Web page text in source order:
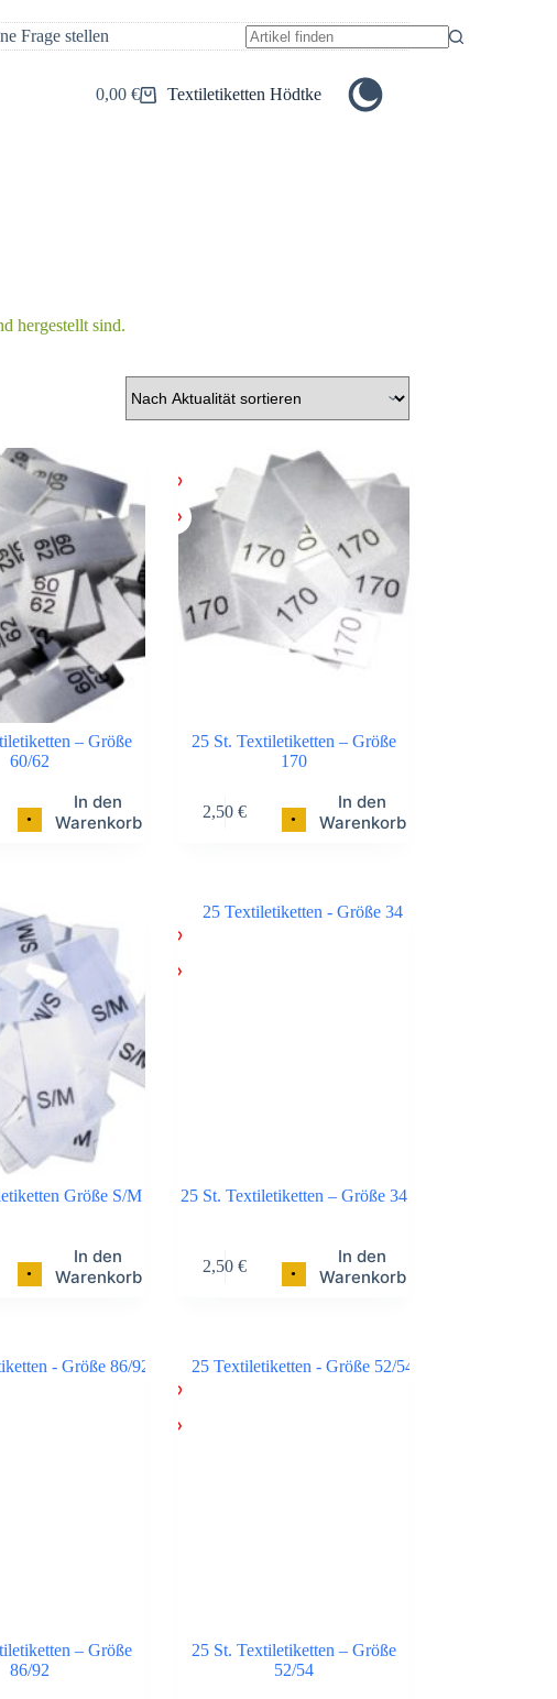
Frage stellen
Keine
Warenkorb
0,00 € Textiletiketten Hödtke
hergestellt sind.
•
– Größe
60/62
In den
Warenkorb
•
25 St. Textiletiketten – Größe
170
2,50€
In den
Warenkorb
•
Größe S/M
In den
Warenkorb
•
25 St. Textiletiketten – Größe 34
2,50€
In den
Warenkorb
– Größe
86/92
25 St. Textiletiketten – Größe
52/54